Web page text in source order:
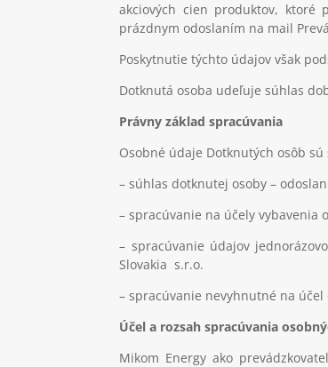
akciových cien produktov, ktoré
prázdnym odoslaním na mail
Poskytnutie týchto údajov však
Dotknutá osoba udeľuje súhlas
Právny základ spracúvania
Osobné údaje Dotknutých osôb
– súhlas dotknutej osoby –
– spracúvanie na účely vybavenia
– spracúvanie údajov
Slovakia s.r.o.
– spracúvanie nevyhnutné na
Účel a rozsah spracúvania
Mikom Energy ako